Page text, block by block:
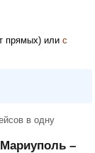
Июль
прямых) или с
в одну
–